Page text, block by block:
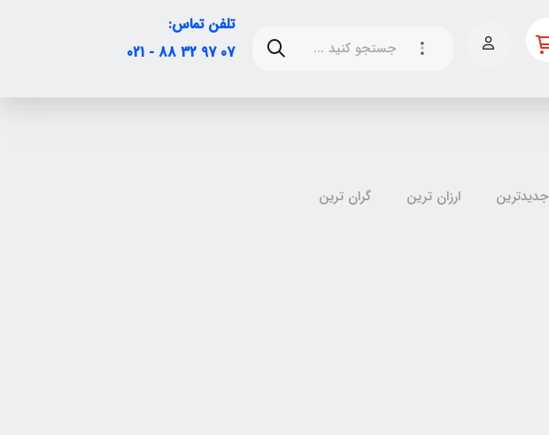
تلفن تماس:
07 97 32 88 - 021
جدیدترین ارزان ترین گران ترین